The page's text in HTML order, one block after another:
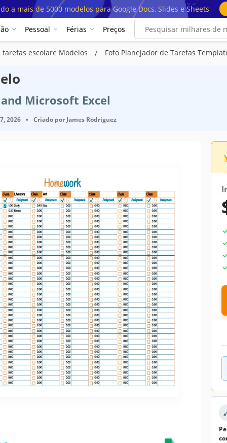
a mais de 5000 modelos para Google Docs, Slides e Sheets
Pessoal Férias Preços
escolare Modelos Fofo Planejador de Tarefas
Microsoft Excel
2026 • Criado por James Rodriguez